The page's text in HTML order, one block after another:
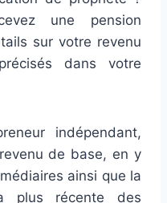
une pension
sur votre revenu
dans votre
indépendant,
de base, en y
ainsi que la
plus récente des